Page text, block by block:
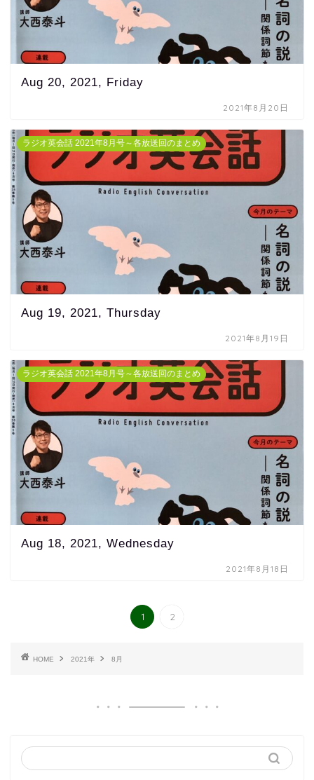
Aug 20, 2021, Friday
2021年8月20日
ラジオ英会話 2021年8月号～各放送回のまとめ
Aug 19, 2021, Thursday
2021年8月19日
ラジオ英会話 2021年8月号～各放送回のまとめ
Aug 18, 2021, Wednesday
2021年8月18日
1 2
HOME 2021年 8月